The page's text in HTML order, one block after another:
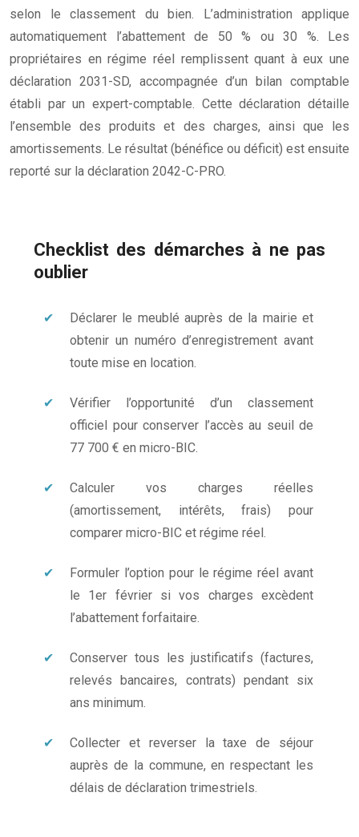
selon le classement du bien. L’administration applique
automatiquement l’abattement de 50 % ou 30 %. Les
propriétaires en régime réel remplissent quant à eux une
déclaration 2031-SD, accompagnée d’un bilan comptable
établi par un expert-comptable. Cette déclaration détaille
l’ensemble des produits et des charges, ainsi que les
amortissements. Le résultat (bénéfice ou déficit) est ensuite
reporté sur la déclaration 2042-C-PRO.
Checklist des démarches à ne pas
oublier
Déclarer le meublé auprès de la mairie et
obtenir un numéro d’enregistrement avant
toute mise en location.
Vérifier l’opportunité d’un classement
officiel pour conserver l’accès au seuil de
77 700 € en micro-BIC.
Calculer vos charges réelles
(amortissement, intérêts, frais) pour
comparer micro-BIC et régime réel.
Formuler l’option pour le régime réel avant
le 1er février si vos charges excèdent
l’abattement forfaitaire.
Conserver tous les justificatifs (factures,
relevés bancaires, contrats) pendant six
ans minimum.
Collecter et reverser la taxe de séjour
auprès de la commune, en respectant les
délais de déclaration trimestriels.